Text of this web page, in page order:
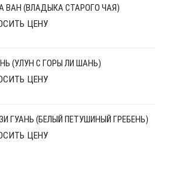
ВАН (ВЛАДЫКА СТАРОГО ЧАЯ)
ЦЕНУ
(УЛУН С ГОРЫ ЛИ ШАНЬ)
ЦЕНУ
ГУАНЬ (БЕЛЫЙ ПЕТУШИНЫЙ ГРЕБЕНЬ)
ЦЕНУ